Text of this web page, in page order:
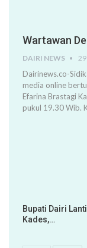
Wartawan
DAIRI NEWS
Dairinews.co-
media online
Efarina Brastagi
pukul 19.30 Wib.
Bupati Dairi
Kades,…